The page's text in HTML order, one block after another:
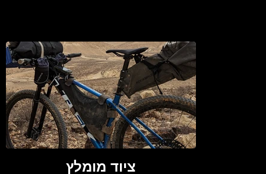
ציוד מומלץ